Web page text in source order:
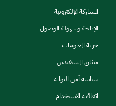
المشاركة الإلكترونية
الإتاحة وسهولة الوصول
حرية المعلومات
ميثاق المستفيدين
سياسة أمن البوابة
اتفاقية الاستخدام